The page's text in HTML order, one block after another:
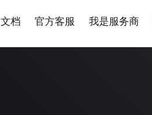
文档 官方客服 我是服务商